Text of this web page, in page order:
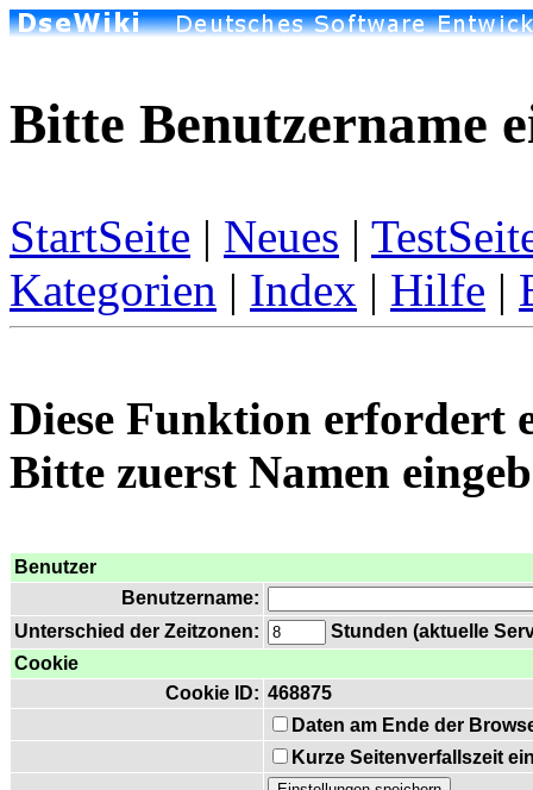
Bitte Benutzername
StartSeite | Neues |
Kategorien | Index | Hilfe |
Diese Funktion erfordert
Bitte zuerst Namen
Benutzer
Benutzername:
Unterschied der Zeitzonen:
Stunden (aktuelle
Cookie
Cookie ID: 468875
Daten am Ende der
Kurze Seitenverfallszeit